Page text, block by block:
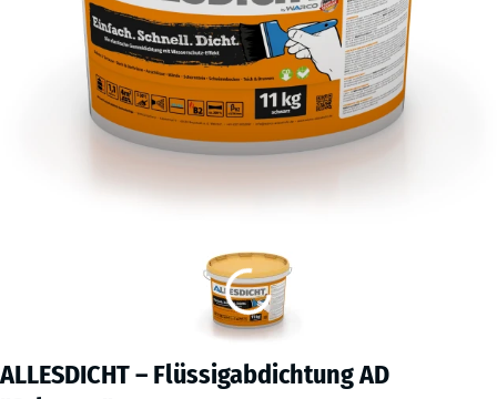
ALLESDICHT – Flüssigabdichtung AD